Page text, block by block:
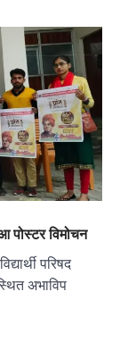
पोस्टर विमोचन
परिषद
अभाविप